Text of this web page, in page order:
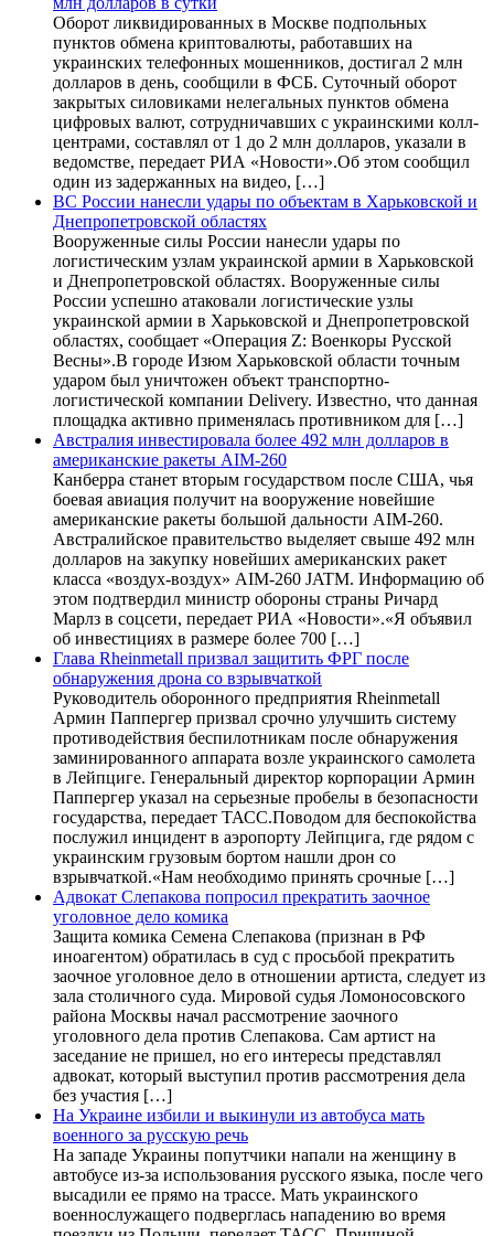
Оборот ликвидированных в Москве подпольных
пунктов обмена криптовалюты, работавших на
украинских телефонных мошенников, достигал 2 млн
долларов в день, сообщили в ФСБ. Суточный оборот
закрытых силовиками нелегальных пунктов обмена
цифровых валют, сотрудничавших с украинскими колл-
центрами, составлял от 1 до 2 млн долларов, указали в
ведомстве, передает РИА «Новости».Об этом сообщил
один из задержанных на видео, […]
ВС России нанесли удары по объектам в Харьковской и
Днепропетровской областях
Вооруженные силы России нанесли удары по
логистическим узлам украинской армии в Харьковской
и Днепропетровской областях. Вооруженные силы
России успешно атаковали логистические узлы
украинской армии в Харьковской и Днепропетровской
областях, сообщает «Операция Z: Военкоры Русской
Весны».В городе Изюм Харьковской области точным
ударом был уничтожен объект транспортно-
логистической компании Delivery. Известно, что данная
площадка активно применялась противником для […]
Австралия инвестировала более 492 млн долларов в
американские ракеты AIM-260
Канберра станет вторым государством после США, чья
боевая авиация получит на вооружение новейшие
американские ракеты большой дальности AIM-260.
Австралийское правительство выделяет свыше 492 млн
долларов на закупку новейших американских ракет
класса «воздух-воздух» AIM-260 JATM. Информацию об
этом подтвердил министр обороны страны Ричард
Марлз в соцсети, передает РИА «Новости».«Я объявил
об инвестициях в размере более 700 […]
Глава Rheinmetall призвал защитить ФРГ после
обнаружения дрона со взрывчаткой
Руководитель оборонного предприятия Rheinmetall
Армин Паппергер призвал срочно улучшить систему
противодействия беспилотникам после обнаружения
заминированного аппарата возле украинского самолета
в Лейпциге. Генеральный директор корпорации Армин
Паппергер указал на серьезные пробелы в безопасности
государства, передает ТАСС.Поводом для беспокойства
послужил инцидент в аэропорту Лейпцига, где рядом с
украинским грузовым бортом нашли дрон со
взрывчаткой.«Нам необходимо принять срочные […]
Адвокат Слепакова попросил прекратить заочное
уголовное дело комика
Защита комика Семена Слепакова (признан в РФ
иноагентом) обратилась в суд с просьбой прекратить
заочное уголовное дело в отношении артиста, следует из
зала столичного суда. Мировой судья Ломоносовского
района Москвы начал рассмотрение заочного
уголовного дела против Слепакова. Сам артист на
заседание не пришел, но его интересы представлял
адвокат, который выступил против рассмотрения дела
без участия […]
На Украине избили и выкинули из автобуса мать
военного за русскую речь
На западе Украины попутчики напали на женщину в
автобусе из-за использования русского языка, после чего
высадили ее прямо на трассе. Мать украинского
военнослужащего подверглась нападению во время